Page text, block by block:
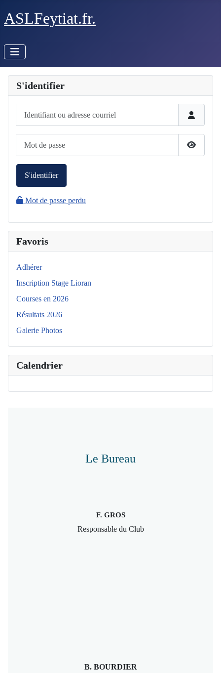
ASLFeytiat.fr.
S'identifier
Afficher
S'identifier
Mot de passe perdu
Favoris
Adhérer
Inscription Stage Lioran
Courses en 2026
Résultats 2026
Galerie Photos
Calendrier
Le Bureau
F. GROS
Responsable du Club
B. BOURDIER